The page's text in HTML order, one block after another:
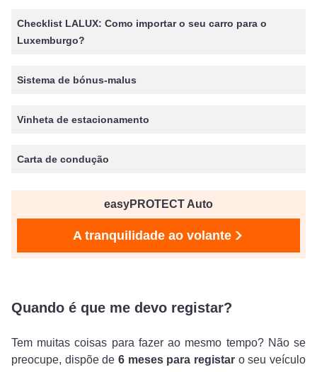
Checklist LALUX: Como importar o seu carro para o
Luxemburgo?
Sistema de bónus-malus
Vinheta de estacionamento
Carta de condução
easyPROTECT Auto
A tranquilidade ao volante
Quando é que me devo registar?
Tem muitas coisas para fazer ao mesmo tempo? Não se
preocupe, dispõe de 6 meses para registar o seu veículo